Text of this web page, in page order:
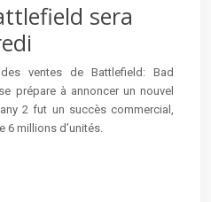
sera
ventes de Battlefield: Bad
prépare à annoncer un nouvel
2 fut un succès commercial,
6 millions d’unités.